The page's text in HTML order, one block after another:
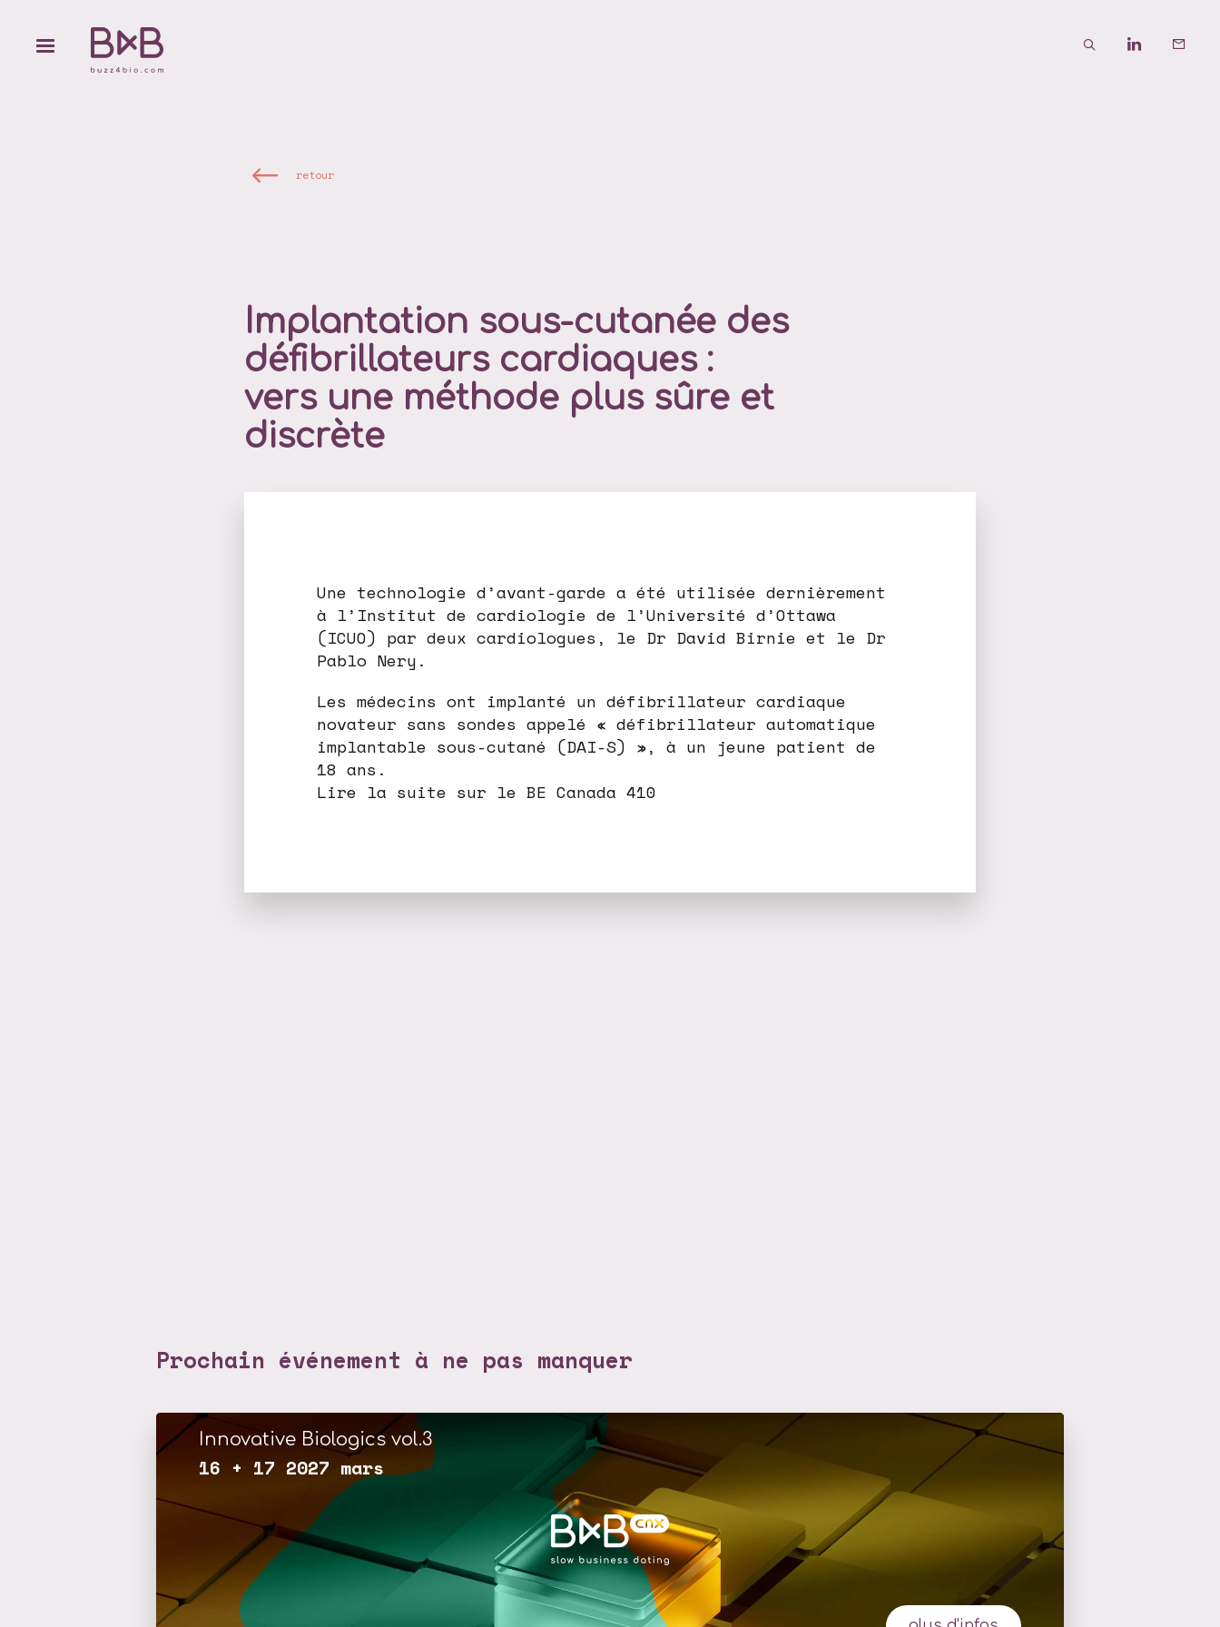
retour
Implantation sous-cutanée des
défibrillateurs cardiaques :
vers une méthode plus sûre et
discrète
Une technologie d’avant-garde a été utilisée dernièrement
à l’Institut de cardiologie de l’Université d’Ottawa
(ICUO) par deux cardiologues, le Dr David Birnie et le Dr
Pablo Nery.
Les médecins ont implanté un défibrillateur cardiaque
novateur sans sondes appelé « défibrillateur automatique
implantable sous-cutané (DAI-S) », à un jeune patient de
18 ans.
Lire la suite sur le BE Canada 410
Prochain événement à ne pas manquer
Innovative Biologics vol.3
16 + 17 2027 mars